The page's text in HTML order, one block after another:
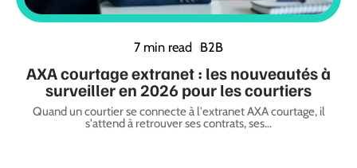
7 min read B2B
AXA courtage extranet : les nouveautés à
surveiller en 2026 pour les courtiers
Quand un courtier se connecte à l'extranet AXA courtage, il
s'attend à retrouver ses contrats, ses…